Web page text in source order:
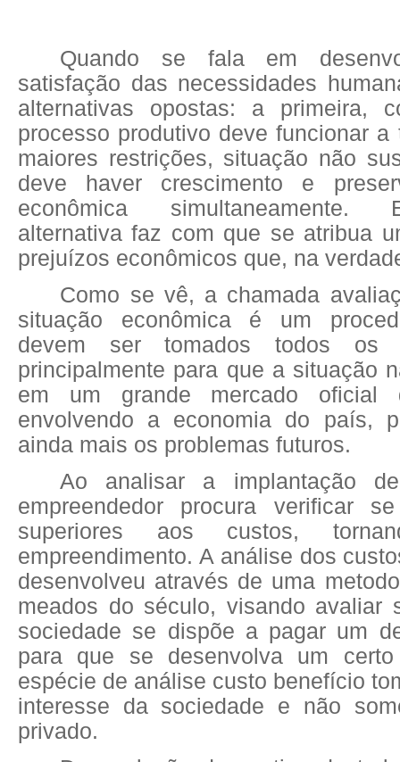
Quando se fala em
satisfação das necessidades
alternativas opostas: a primeira,
processo produtivo deve funcionar
maiores restrições, situação não
deve haver crescimento e
econômica simultaneamente.
alternativa faz com que se atribua
prejuízos econômicos que, na
Como se vê, a chamada
situação econômica é um
devem ser tomados todos os
principalmente para que a situação
em um grande mercado oficial
envolvendo a economia do país,
ainda mais os problemas futuros.
Ao analisar a implantação
empreendedor procura verificar
superiores aos custos,
empreendimento. A análise dos
desenvolveu através de uma
meados do século, visando avaliar
sociedade se dispõe a pagar um
para que se desenvolva um
espécie de análise custo benefício
interesse da sociedade e não
privado.